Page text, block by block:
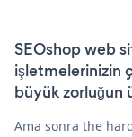
SEOshop web
işletmelerinizin
büyük zorluğun
Ama sonra the